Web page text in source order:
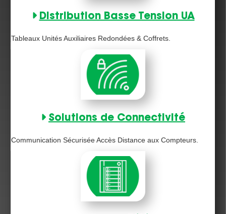
Distribution Basse Tension UA
Tableaux Unités Auxiliaires Redondées & Coffrets.
Solutions de Connectivité
Communication Sécurisée Accès Distance aux Compteurs.